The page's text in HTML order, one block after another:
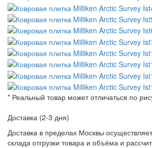
* Реальный товар может отличаться по
Доставка (2-3 дня)
Доставка в пределах Москвы
склада отгрузки товара и объёма и